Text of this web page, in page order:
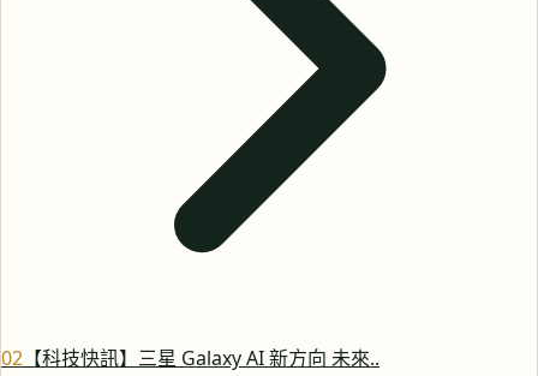
02 【科技快訊】三星 Galaxy AI 新方向 未來..